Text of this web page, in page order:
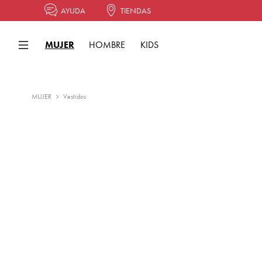
AYUDA TIENDAS
MUJER HOMBRE KIDS
MUJER Vestidos